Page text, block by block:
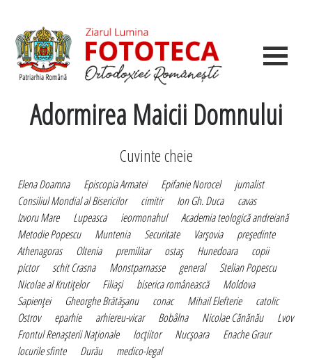
Adormirea Maicii Domnului
Cuvinte cheie
Elena Doamna Episcopia Armatei Epifanie Norocel
jurnalist
Consiliul Mondial al Bisericilor
cimitir Ion Gh. Duca
cavas
Izvoru Mare
Lupeasca ieormonahul
Academia teologică andreiană
Metodie Popescu
Muntenia Securitate Varşovia
preşedinte
Athenagoras
Oltenia premilitar ostaş Hunedoara
copii
pictor
schit Crasna Monstparnasse general
Stelian Popescu
Nicolae al Krutiţelor
Filiaşi biserica românească
Moldova
Sapienţei
Gheorghe Brătăşanu conac Mihail Elefterie
catolic
Ostrov
eparhie arhiereu-vicar Bobâlna Nicolae Cănănău
Lvov
Frontul Renaşterii Naţionale
locţiitor Nucşoara
Enache Graur
locurile sfinte
Durău medico-legal